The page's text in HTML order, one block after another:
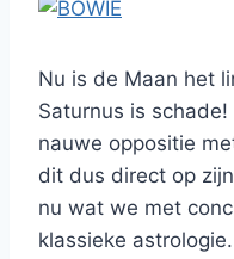
Nu is de Maan het
Saturnus is schade!
nauwe oppositie
dit dus direct op
nu wat we met
klassieke